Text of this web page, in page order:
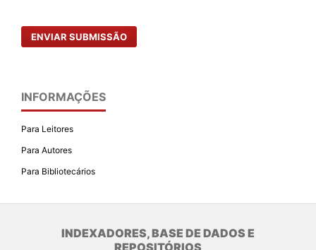
ENVIAR SUBMISSÃO
INFORMAÇÕES
Para Leitores
Para Autores
Para Bibliotecários
INDEXADORES, BASE DE DADOS E
REPOSITÓRIOS